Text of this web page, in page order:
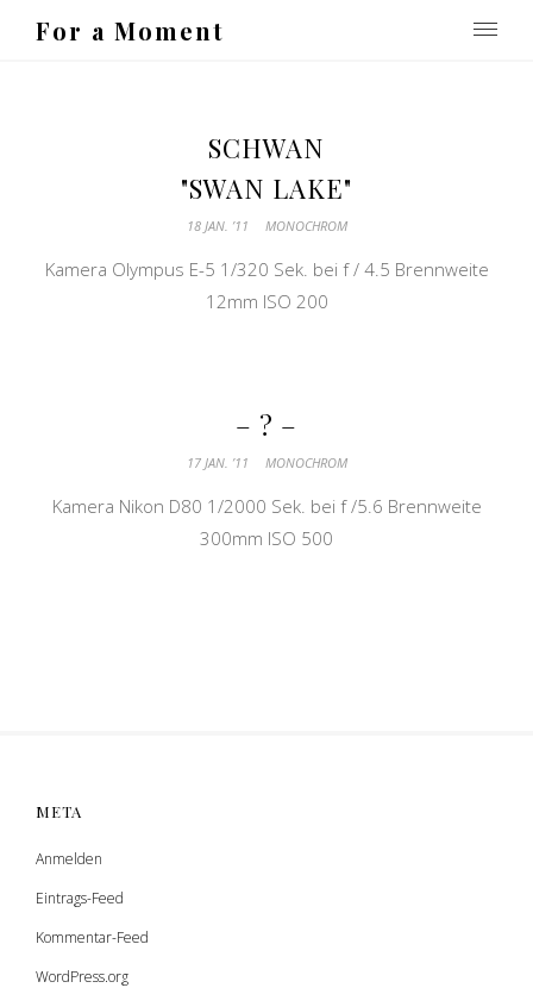
For a Moment
SCHWAN
"SWAN LAKE"
18 JAN. ’11 MONOCHROM
Kamera Olympus E-5 1/320 Sek. bei f / 4.5 Brennweite
12mm ISO 200
– ? –
17 JAN. ’11 MONOCHROM
Kamera Nikon D80 1/2000 Sek. bei f /5.6 Brennweite
300mm ISO 500
META
Anmelden
Eintrags-Feed
Kommentar-Feed
WordPress.org